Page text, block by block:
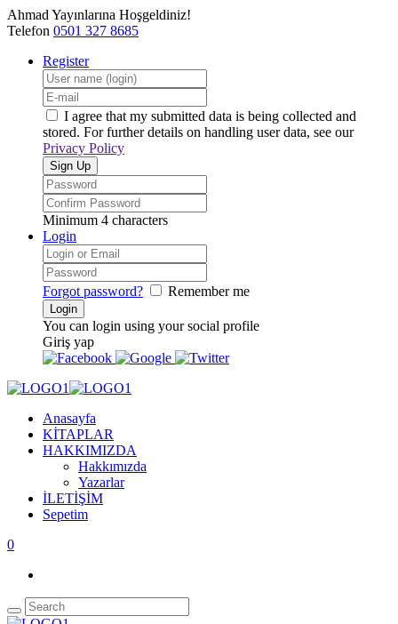
Ahmad Yayınlarına Hoşgeldiniz!
Telefon 0501 327 8685
Register
I agree that my submitted data is being collected and
stored. For further details on handling user data, see our
Privacy Policy
Minimum 4 characters
Login
Forgot password? Remember me
You can login using your social profile
Giriş yap
Anasayfa
KİTAPLAR
HAKKIMIZDA
Hakkımızda
Yazarlar
İLETİŞİM
Sepetim
0